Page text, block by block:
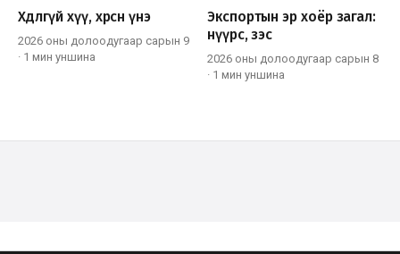
Хөдлөөгүй хүү, хөөрсөн үнэ
2026 оны долоодугаар сарын 9
· 1 мин уншина
Экспортын эр хоёр загал:
нүүрс, зэс
2026 оны долоодугаар сарын 8
· 1 мин уншина